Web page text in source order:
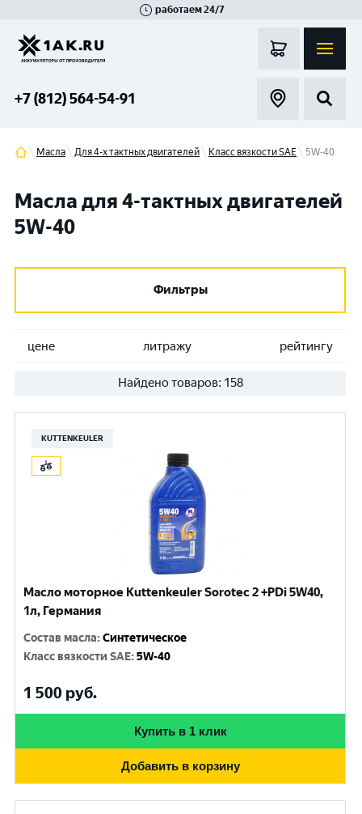
работаем 24/7
+7 (812) 564-54-91
Масла Для 4-х тактных двигателей Класс вязкости SAE 5W-40
Масла для 4-тактных двигателей
5W-40
Фильтры
цене литражу рейтингу
Найдено товаров: 158
KUTTENKEULER
Масло моторное Kuttenkeuler Sorotec 2 +PDi 5W40,
1л, Германия
Состав масла:Синтетическое
Класс вязкости SAE:5W-40
1 500 руб.
Купить в 1 клик
Добавить в корзину
Гатчина